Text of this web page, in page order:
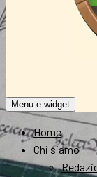
Menu e widget
Home
Chi siamo